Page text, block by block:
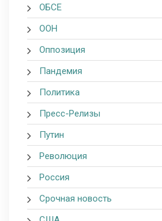
ОБСЕ
ООН
Оппозиция
Пандемия
Политика
Пресс-Релизы
Путин
Революция
Россия
Срочная новость